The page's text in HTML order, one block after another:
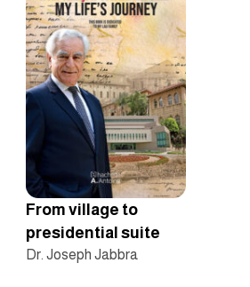
From village to
presidential suite
Dr. Joseph Jabbra